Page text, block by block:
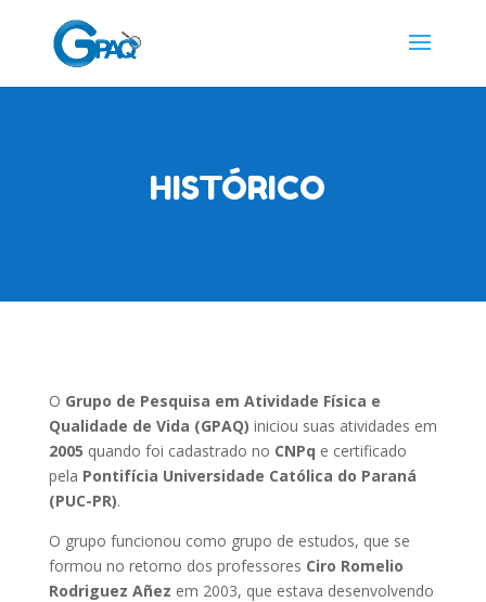
HISTÓRICO
O Grupo de Pesquisa em Atividade Física e
Qualidade de Vida (GPAQ) iniciou suas atividades em
2005 quando foi cadastrado no CNPq e certificado
pela Pontifícia Universidade Católica do Paraná
(PUC-PR).
O grupo funcionou como grupo de estudos, que se
formou no retorno dos professores Ciro Romelio
Rodriguez Añez em 2003, que estava desenvolvendo